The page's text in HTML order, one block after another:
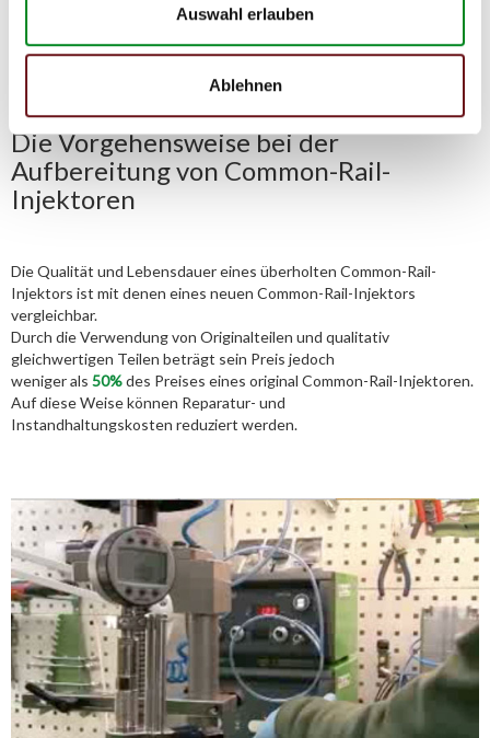
Auswahl erlauben
Ablehnen
Die Vorgehensweise bei der
Aufbereitung von Common-Rail-
Injektoren
Die Qualität und Lebensdauer eines überholten Common-Rail-
Injektors ist mit denen eines neuen Common-Rail-Injektors
vergleichbar.
Durch die Verwendung von Originalteilen und qualitativ
gleichwertigen Teilen beträgt sein Preis jedoch
weniger als 50%des Preises eines original Common-Rail-Injektoren.
Auf diese Weise können Reparatur- und
Instandhaltungskosten reduziert werden.